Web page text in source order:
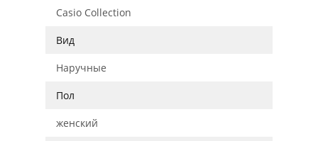
Casio Collection
Вид
Наручные
Пол
женский